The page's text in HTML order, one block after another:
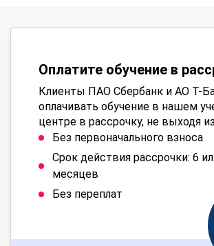
Оплатите обучение в
Клиенты ПАО Сбербанк и АО Т-
оплачивать обучение в нашем
центре в рассрочку, не выходя
Без первоначального взноса
Срок действия рассрочки: 6
месяцев
Без переплат